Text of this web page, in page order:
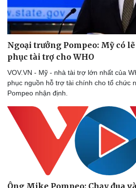
Thể thao
Bóng đá
Lịch thi đấu bóng đá
eSports
Hậu trường
Ô tô -
Ô tô
Ngoại trưởng Pompeo: Mỹ có
phục tài trợ cho WHO
VOV.VN - Mỹ - nhà tài trợ lớn nhất của
phục nguồn hỗ trợ tài chính cho tổ chức
Pompeo nhận định.
Ông Mike Pompeo: Chạy đua